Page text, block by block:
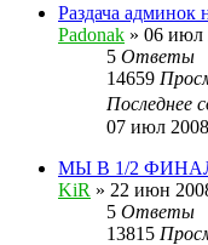
Раздача админок
Padonak » 06 июл
5 Ответы
14659
Последнее
07 июл
МЫ В 1/2
KiR » 22 июн
5 Ответы
13815